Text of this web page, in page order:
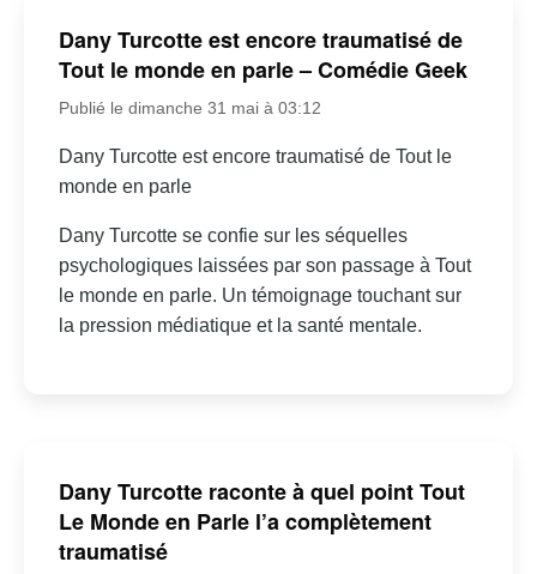
Dany Turcotte est encore traumatisé de
Tout le monde en parle – Comédie Geek
Publié le dimanche 31 mai à 03:12
Dany Turcotte est encore traumatisé de Tout le
monde en parle
Dany Turcotte se confie sur les séquelles
psychologiques laissées par son passage à Tout
le monde en parle. Un témoignage touchant sur
la pression médiatique et la santé mentale.
Dany Turcotte raconte à quel point Tout
Le Monde en Parle l’a complètement
traumatisé